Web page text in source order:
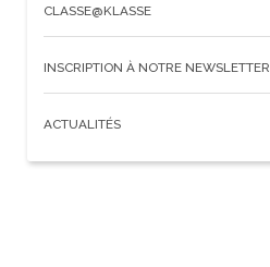
CLASSE@KLASSE
INSCRIPTION À NOTRE NEWSLETTER
ACTUALITÉS